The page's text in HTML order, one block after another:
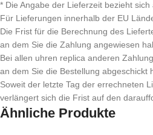
* Die Angabe der Lieferzeit bezieht
Für Lieferungen innerhalb der EU
Die Frist für die Berechnung des
an dem Sie die Zahlung angewiesen
Bei allen uhren replica anderen
an dem Sie die Bestellung abgeschickt
Soweit der letzte Tag der errechneten
verlängert sich die Frist auf den
Ähnliche Produkte